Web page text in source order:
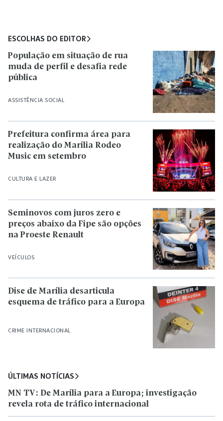
ESCOLHAS DO EDITOR
ASSISTÊNCIA SOCIAL
População em situação de rua
muda de perfil e desafia rede
pública
CULTURA E LAZER
Prefeitura confirma área para
realização do Marília Rodeo
Music em setembro
VEÍCULOS
Seminovos com juros zero e
preços abaixo da Fipe são opções
na Proeste Renault
CRIME INTERNACIONAL
Dise de Marília desarticula
esquema de tráfico para a Europa
ÚLTIMAS NOTÍCIAS
MN TV: De Marília para a Europa; investigação
revela rota de tráfico internacional